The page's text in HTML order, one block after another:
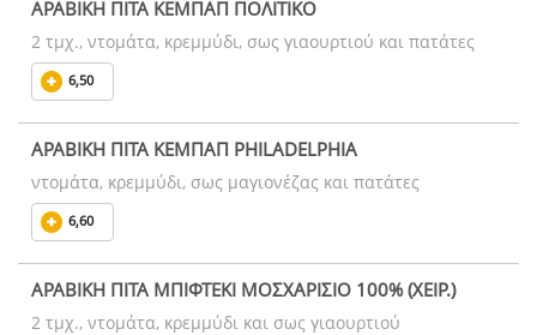
ΑΡΑΒΙΚΗ ΠΙΤΑ ΚΕΜΠΑΠ ΠΟΛΙΤΙΚΟ
2 τμχ., ντομάτα, κρεμμύδι, σως γιαουρτιού και πατάτες
6,50
ΑΡΑΒΙΚΗ ΠΙΤΑ ΚΕΜΠΑΠ PHILADELPHIA
ντομάτα, κρεμμύδι, σως μαγιονέζας και πατάτες
6,60
ΑΡΑΒΙΚΗ ΠΙΤΑ ΜΠΙΦΤΕΚΙ ΜΟΣΧΑΡΙΣΙΟ 100% (ΧΕΙΡ.)
2 τμχ., ντομάτα, κρεμμύδι και σως γιαουρτιού